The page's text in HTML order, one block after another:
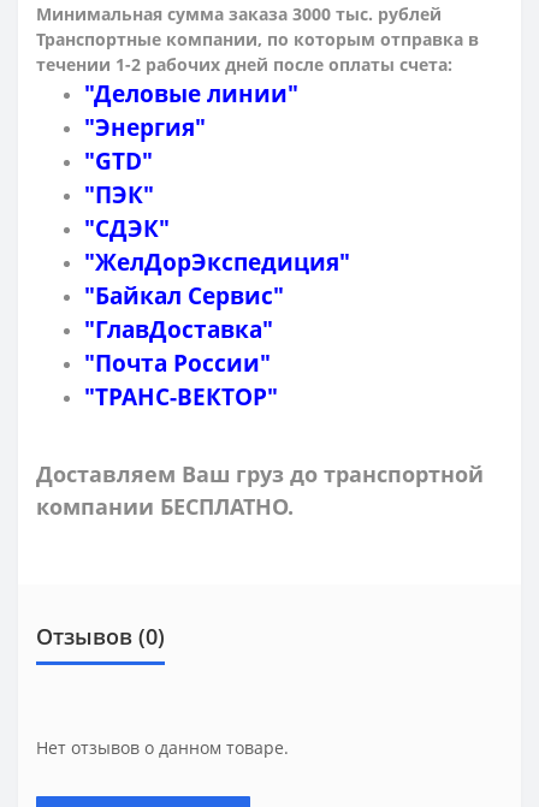
Минимальная сумма заказа 3000 тыс. рублей
Транспортные компании, по которым отправка в
течении 1-2 рабочих дней после оплаты счета:
"Деловые линии"
"Энергия"
"GTD"
"ПЭК"
"СДЭК"
"ЖелДорЭкспедиция"
"Байкал Сервис"
"ГлавДоставка"
"Почта России"
"ТРАНС-ВЕКТОР"
Доставляем Ваш груз до транспортной
компании БЕСПЛАТНО.
Отзывов (0)
Нет отзывов о данном товаре.